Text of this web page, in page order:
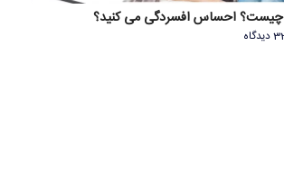
چیست؟ احساس افسردگی می کنید؟